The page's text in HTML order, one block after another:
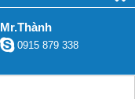
Mr.Thành
0915 879 338